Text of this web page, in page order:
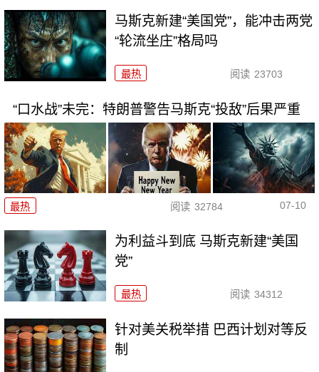
马斯克新建“美国党”，能冲击两党
“轮流坐庄”格局吗
最热 阅读 23703
“口水战”未完：特朗普警告马斯克“投敌”后果严重
最热 阅读 32784 07-10
为利益斗到底 马斯克新建“美国
党”
最热 阅读 34312
针对美关税举措 巴西计划对等反
制